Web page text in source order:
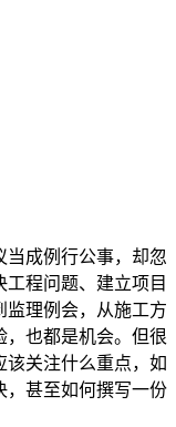
当成例行公事，却忽
程问题、建立项目
监理例会，从施工方
，也都是机会。但很
该关注什么重点，如
，甚至如何撰写一份